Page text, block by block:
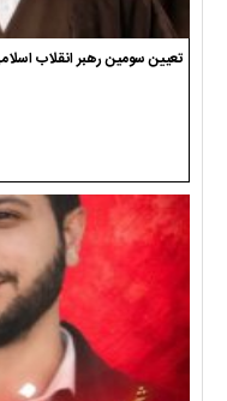
تعیین سومین رهبر انقلاب